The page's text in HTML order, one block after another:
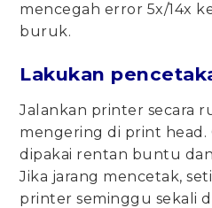
mencegah error 5x/14x
buruk.
Lakukan
Jalankan printer secara
mengering di print head.
dipakai rentan buntu
Jika jarang mencetak,
printer seminggu sekali